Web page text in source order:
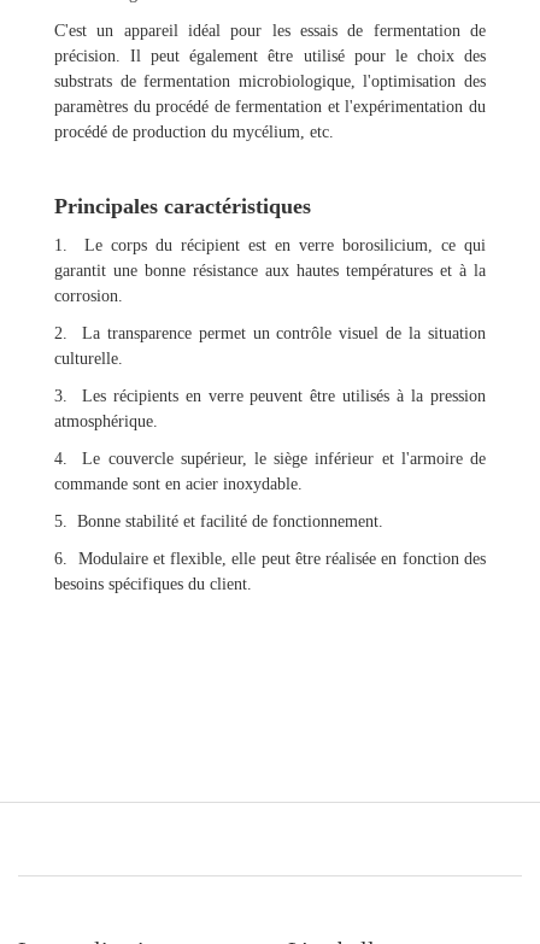
C'est un appareil idéal pour les essais de fermentation de
précision. Il peut également être utilisé pour le choix des
substrats de fermentation microbiologique, l'optimisation des
paramètres du procédé de fermentation et l'expérimentation du
procédé de production du mycélium, etc.
Principales caractéristiques
1. Le corps du récipient est en verre borosilicium, ce qui
garantit une bonne résistance aux hautes températures et à la
corrosion.
2. La transparence permet un contrôle visuel de la situation
culturelle.
3. Les récipients en verre peuvent être utilisés à la pression
atmosphérique.
4. Le couvercle supérieur, le siège inférieur et l'armoire de
commande sont en acier inoxydable.
5. Bonne stabilité et facilité de fonctionnement.
6. Modulaire et flexible, elle peut être réalisée en fonction des
besoins spécifiques du client.